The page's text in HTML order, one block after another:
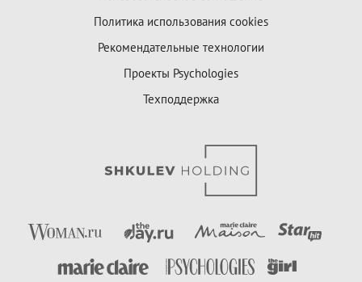
Политика использования cookies
Рекомендательные технологии
Проекты Psychologies
Техподдержка